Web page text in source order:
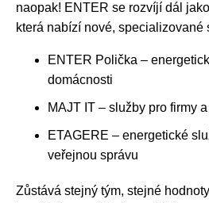
naopak! ENTER se rozvíjí dál jako
která nabízí nové, specializované
ENTER Polička –
domácnosti
MAJT IT – služby pro firmy
ETAGERE – energetické
veřejnou správu
Zůstává stejný tým, stejné